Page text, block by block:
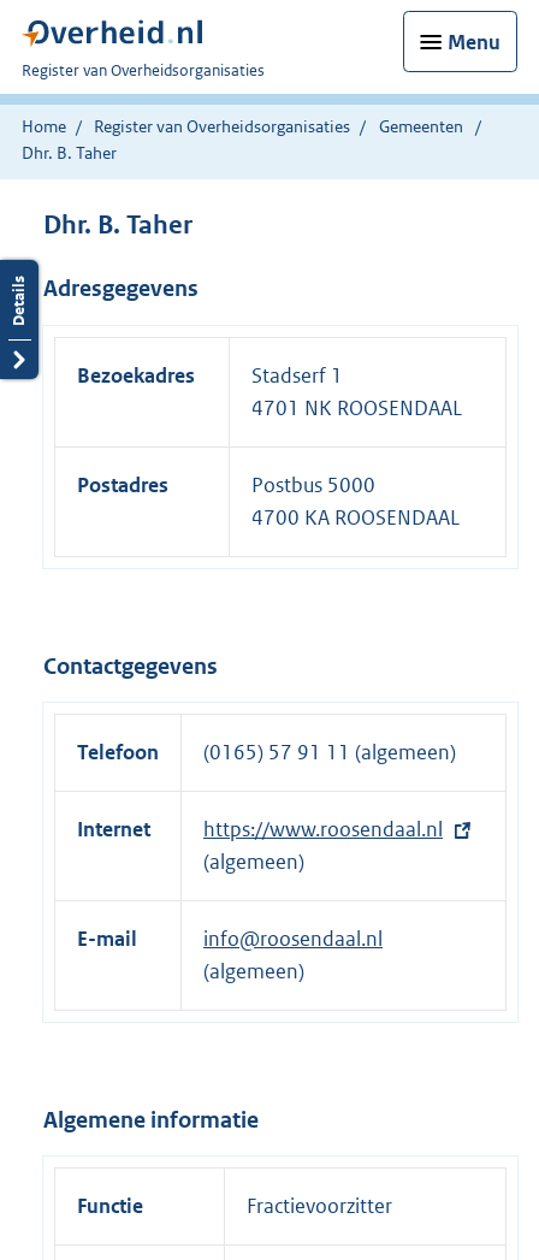
Menu
U
bent
nu
hier:
Register van Overheidsorganisaties
Home Register van Overheidsorganisaties
Gemeenten
Dhr. B. Taher
Dhr. B. Taher
Adresgegevens
Bezoekadres
Stadserf 1
4701 NK ROOSENDAAL
Postadres
Postbus 5000
4700 KA ROOSENDAAL
Contactgegevens
Telefoon (0165) 57 91 11 (algemeen)
Internet
E
x
t
e
r
e
n
k
https://www.roosendaal.nl
(algemeen)
E-mail
info@roosendaal.nl
(algemeen)
Algemene informatie
Functie Fractievoorzitter